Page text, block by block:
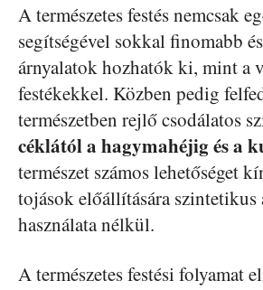
A természetes festés nemcsak
segítségével sokkal finomabb
árnyalatok hozhatók ki, mint a
festékekkel. Közben pedig
természetben rejlő csodálatos
céklától a hagymahéjig és a
természet számos lehetőséget
tojások előállítására szintetikus
használata nélkül.
A természetes festési folyamat